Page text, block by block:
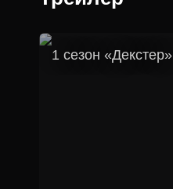
1 сезон «Декстер»